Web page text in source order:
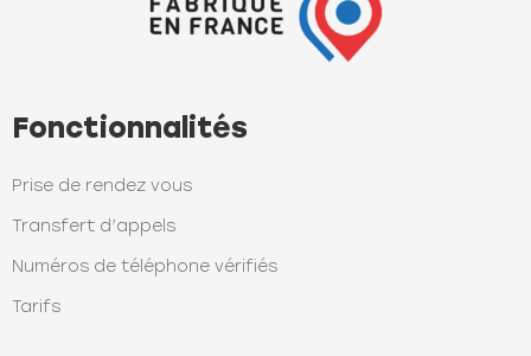
Fonctionnalités
Prise de rendez vous
Transfert d’appels
Numéros de téléphone vérifiés
Tarifs